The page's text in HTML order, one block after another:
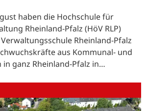
haben die Hochschule für
Rheinland-Pfalz (HöV RLP)
Rheinland-Pfalz
aus Kommunal- und
in ganz Rheinland-Pfalz in…